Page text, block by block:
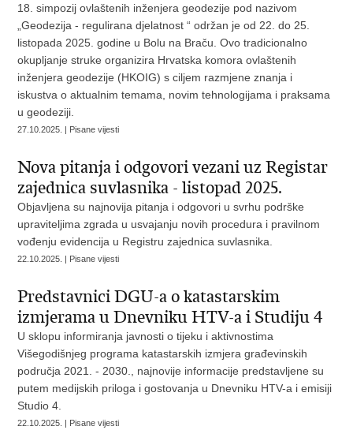
18. simpozij ovlaštenih inženjera geodezije pod nazivom
„Geodezija - regulirana djelatnost “ održan je od 22. do 25.
listopada 2025. godine u Bolu na Braču. Ovo tradicionalno
okupljanje struke organizira Hrvatska komora ovlaštenih
inženjera geodezije (HKOIG) s ciljem razmjene znanja i
iskustva o aktualnim temama, novim tehnologijama i praksama
u geodeziji.
27.10.2025. | Pisane vijesti
Nova pitanja i odgovori vezani uz Registar
zajednica suvlasnika - listopad 2025.
Objavljena su najnovija pitanja i odgovori u svrhu podrške
upraviteljima zgrada u usvajanju novih procedura i pravilnom
vođenju evidencija u Registru zajednica suvlasnika.
22.10.2025. | Pisane vijesti
Predstavnici DGU-a o katastarskim
izmjerama u Dnevniku HTV-a i Studiju 4
U sklopu informiranja javnosti o tijeku i aktivnostima
Višegodišnjeg programa katastarskih izmjera građevinskih
područja 2021. - 2030., najnovije informacije predstavljene su
putem medijskih priloga i gostovanja u Dnevniku HTV-a i emisiji
Studio 4.
22.10.2025. | Pisane vijesti